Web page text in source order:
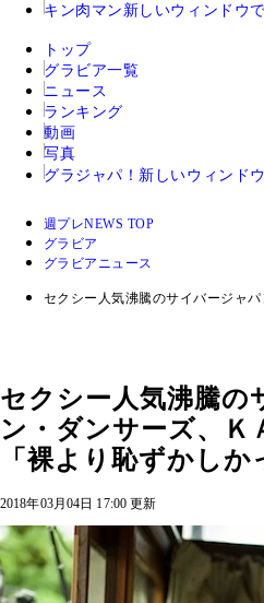
キン肉マン 新しいウィンドウで
トップ
グラビア一覧
ニュース
ランキング
動画
写真
グラジャパ！ 新しいウィンド
週プレNEWS TOP
グラビア
グラビアニュース
セクシー人気沸騰のサイバージャ
セクシー人気沸騰の
ン・ダンサーズ、Ｋ
「裸より恥ずかし
2018年03月04日 17:00 更新